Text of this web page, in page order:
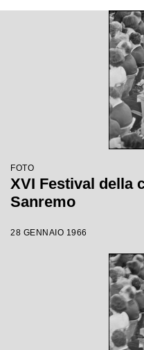
FOTO
XVI Festival della
Sanremo
28 GENNAIO 1966